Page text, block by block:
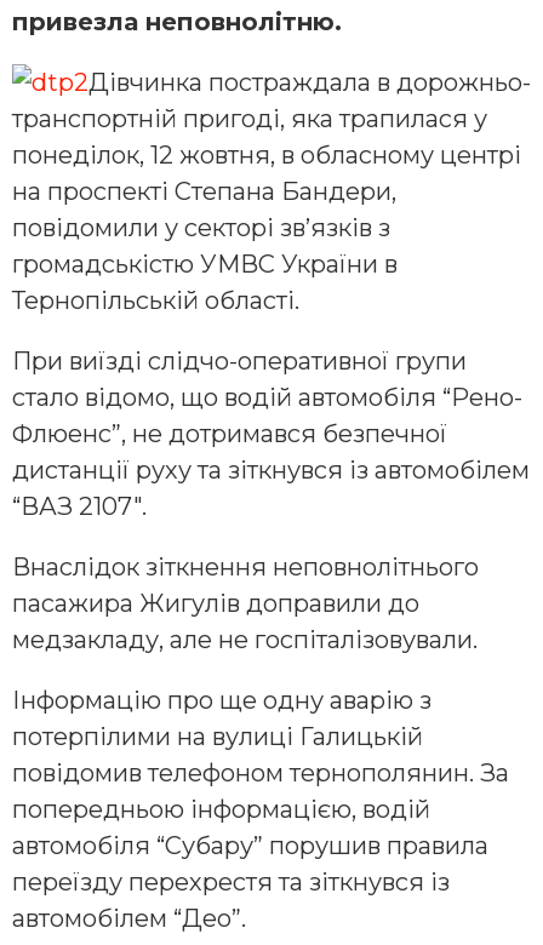
привезла неповнолітню.
Дівчинка постраждала в дорожньо-
транспортній пригоді, яка трапилася у
понеділок, 12 жовтня, в обласному центрі
на проспекті Степана Бандери,
повідомили у секторі зв’язків з
громадськістю УМВС України в
Тернопільській області.
При виїзді слідчо-оперативної групи
стало відомо, що водій автомобіля “Рено-
Флюенс”, не дотримався безпечної
дистанції руху та зіткнувся із автомобілем
“ВАЗ 2107″.
Внаслідок зіткнення неповнолітнього
пасажира Жигулів доправили до
медзакладу, але не госпіталізовували.
Інформацію про ще одну аварію з
потерпілими на вулиці Галицькій
повідомив телефоном тернополянин. За
попередньою інформацією, водій
автомобіля “Субару” порушив правила
переїзду перехрестя та зіткнувся із
автомобілем “Део”.